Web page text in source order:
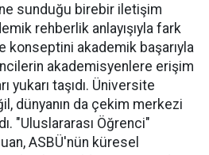
sunduğu birebir iletişim
rehberlik anlayışıyla fark
konseptini akademik başarıyla
akademisyenlere erişim
yukarı taşıdı. Üniversite
dünyanın da çekim merkezi
"Uluslararası Öğrenci"
ASBÜ'nün küresel